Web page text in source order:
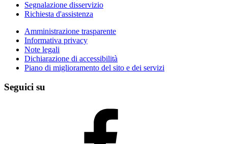
Segnalazione disservizio
Richiesta d'assistenza
Amministrazione trasparente
Informativa privacy
Note legali
Dichiarazione di accessibilità
Piano di miglioramento del sito e dei servizi
Seguici su